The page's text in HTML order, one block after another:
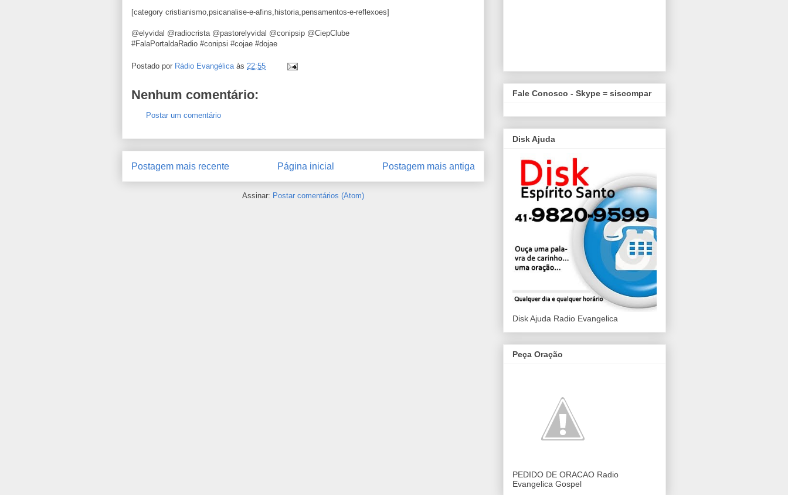
[category cristianismo,psicanalise-e-afins,historia,pensamentos-e-reflexoes]
@elyvidal @radiocrista @pastorelyvidal @conipsip @CiepClube
#FalaPortaldaRadio #conipsi #cojae #dojae
Postado por Rádio Evangélica às 22:55
Nenhum comentário:
Postar um comentário
Postagem mais recente Postagem mais antiga
Página inicial
Assinar: Postar comentários (Atom)
Fale Conosco - Skype = siscompar
Disk Ajuda
Disk Ajuda Radio Evangelica
Peça Oração
PEDIDO DE ORACAO Radio
Evangelica Gospel